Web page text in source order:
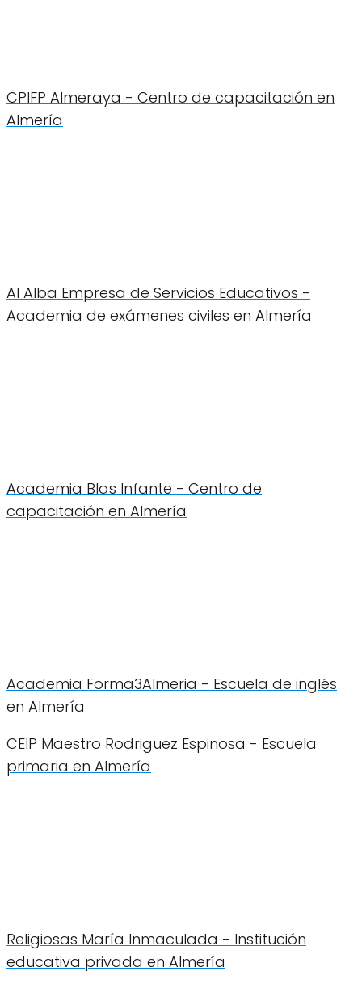
CPIFP Almeraya - Centro de capacitación en
Almería
Al Alba Empresa de Servicios Educativos -
Academia de exámenes civiles en Almería
Academia Blas Infante - Centro de
capacitación en Almería
Academia Forma3Almeria - Escuela de inglés
en Almería
CEIP Maestro Rodriguez Espinosa - Escuela
primaria en Almería
Religiosas María Inmaculada - Institución
educativa privada en Almería